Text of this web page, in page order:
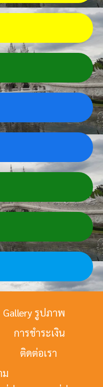
Gallery รูปภาพ
การชำระเงิน
ติดต่อเรา
ม